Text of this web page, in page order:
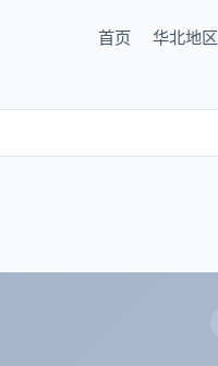
首页 华北地区